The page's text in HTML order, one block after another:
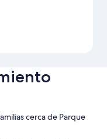
cerca de Parque